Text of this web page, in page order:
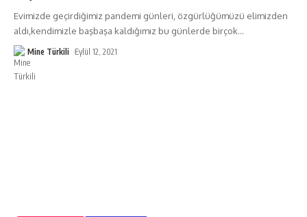
Evimizde geçirdiğimiz pandemi günleri, özgürlüğümüzü elimizden
aldı,kendimizle başbaşa kaldığımız bu günlerde birçok…
Mine Türkili Eylül 12, 2021